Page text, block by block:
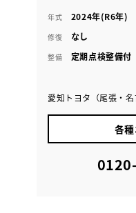
年式 2024年(R6年)
修復 なし
整備 定期点検整備付
愛知トヨタ（尾張・
各